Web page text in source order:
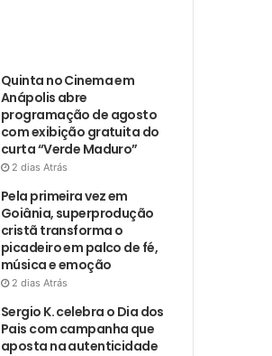
Quinta no Cinema em
Anápolis abre
programação de agosto
com exibição gratuita do
curta “Verde Maduro”
2 dias Atrás
Pela primeira vez em
Goiânia, superprodução
cristã transforma o
picadeiro em palco de fé,
música e emoção
2 dias Atrás
Sergio K. celebra o Dia dos
Pais com campanha que
aposta na autenticidade